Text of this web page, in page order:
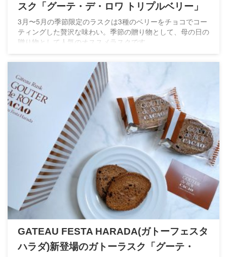
スク「グーテ・デ・ロワ トリプルベリー」
3月〜5月の季節限定のラスクは3種のベリーをチョコでコー
ティングした贅沢な味わい。季節の贈り物として、母の日の
贈り物として人気のオススメラスクです。
GATEAU FESTA HARADA(ガトーフェスタ
ハラダ)新登場のガトーラスク「グーテ・